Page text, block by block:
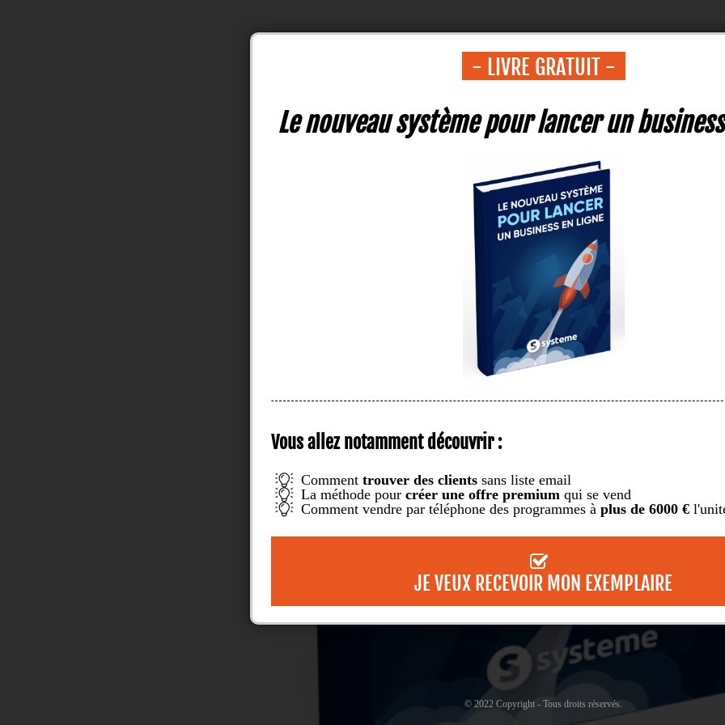
- LIVRE GRATUIT -
Le nouveau système pour lancer un
Vous allez notamment découvrir :
Commenttrouver des clients sans liste email
La méthode pourcréer une offre premium qui se vend
Comment vendre par téléphone des programmes àplus de 6000 €
JE VEUX RECEVOIR MON EXEMPLAIRE
© 2022 Copyright - Tous droits réservés.